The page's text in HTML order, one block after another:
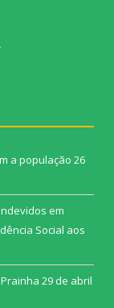
a população 26
em
Social aos
29 de abril